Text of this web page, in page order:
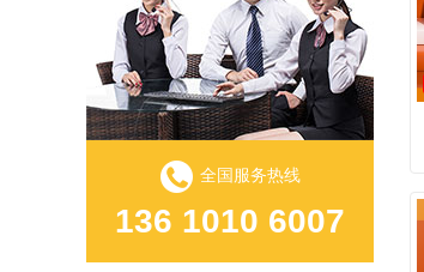
全国服务热线
136 1010 6007